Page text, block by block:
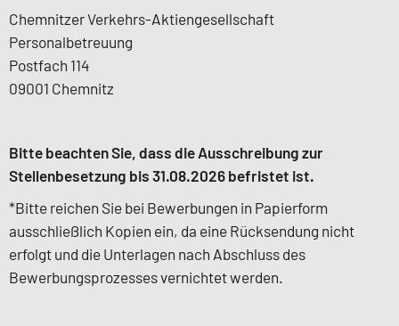
Chemnitzer Verkehrs-Aktiengesellschaft
Personalbetreuung
Postfach 114
09001 Chemnitz
Bitte beachten Sie, dass die Ausschreibung zur
Stellenbesetzung bis 31.08.2026 befristet ist.
*Bitte reichen Sie bei Bewerbungen in Papierform
ausschließlich Kopien ein, da eine Rücksendung nicht
erfolgt und die Unterlagen nach Abschluss des
Bewerbungsprozesses vernichtet werden.